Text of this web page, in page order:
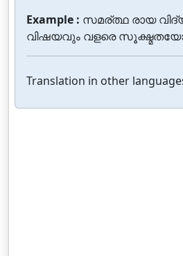
Example : സമര്ത്ഥ രായ
വിഷയവും വളരെ
Translation in other